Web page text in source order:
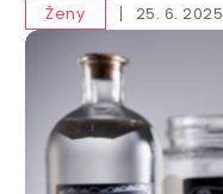
Ženy 25. 6. 2025